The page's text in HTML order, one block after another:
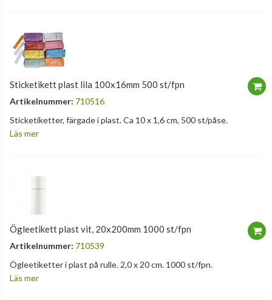
Sticketikett plast lila 100x16mm 500 st/fpn
Artikelnummer: 710516
Sticketiketter, färgade i plast. Ca 10 x 1,6 cm, 500 st/påse.
Läs mer
Ögleetikett plast vit, 20x200mm 1000 st/fpn
Artikelnummer: 710539
Ögleetiketter i plast på rulle. 2,0 x 20 cm. 1000 st/fpn.
Läs mer